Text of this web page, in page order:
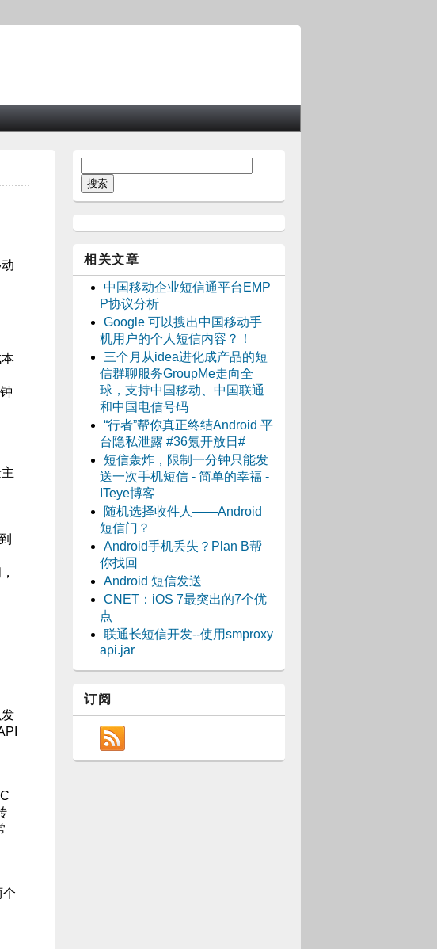
相关文章
中国移动企业短信通平台EMP
P协议分析
Google 可以搜出中国移动手
机用户的个人短信内容？！
三个月从idea进化成产品的短
信群聊服务GroupMe走向全
球，支持中国移动、中国联通
和中国电信号码
“行者”帮你真正终结Android 平
台隐私泄露 #36氪开放日#
短信轰炸，限制一分钟只能发
送一次手机短信 - 简单的幸福 -
ITeye博客
随机选择收件人——Android
短信门？
Android手机丢失？Plan B帮
你找回
Android 短信发送
CNET：iOS 7最突出的7个优
点
联通长短信开发--使用smproxy
api.jar
订阅